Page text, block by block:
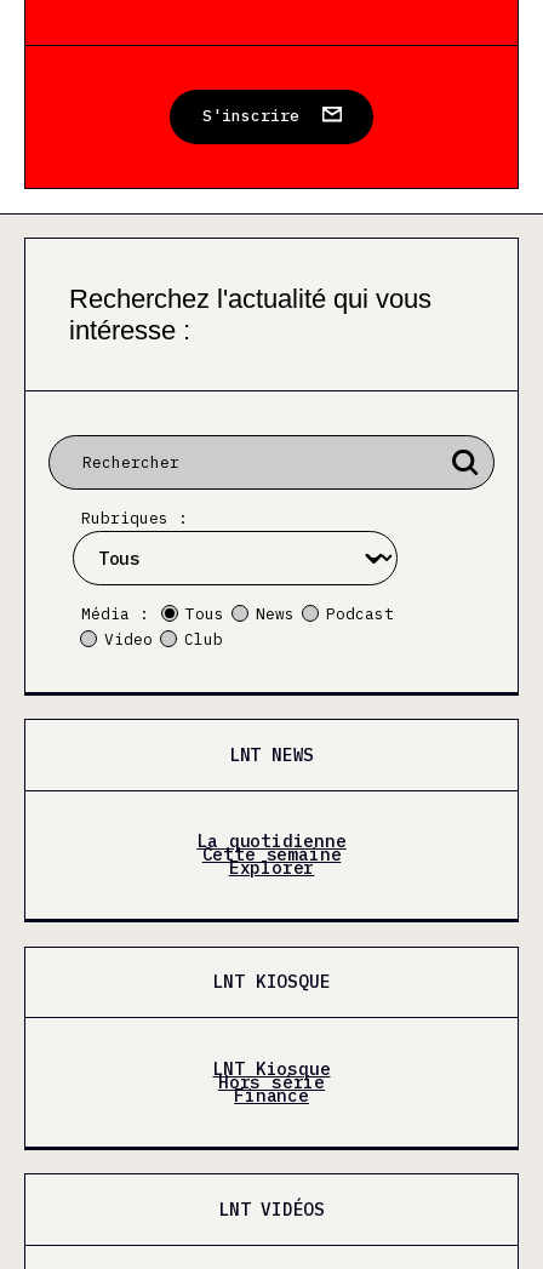
S'inscrire
Recherchez l'actualité qui vous
intéresse :
Rubriques :
Média : Tous News
Podcast
Video
Club
LNT NEWS
La quotidienne
Cette semaine
Explorer
LNT KIOSQUE
LNT Kiosque
Hors série
Finance
LNT VIDÉOS